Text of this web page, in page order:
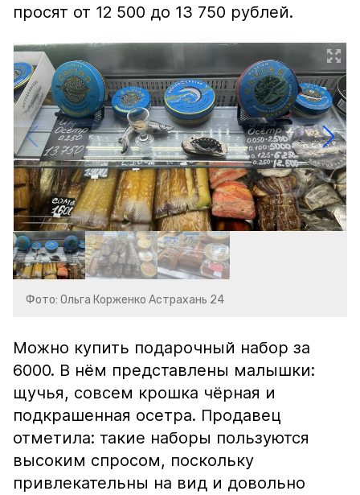
просят от 12 500 до 13 750 рублей.
Фото: Ольга Корженко Астрахань 24
Можно купить подарочный набор за
6000. В нём представлены малышки:
щучья, совсем крошка чёрная и
подкрашенная осетра. Продавец
отметила: такие наборы пользуются
высоким спросом, поскольку
привлекательны на вид и довольно